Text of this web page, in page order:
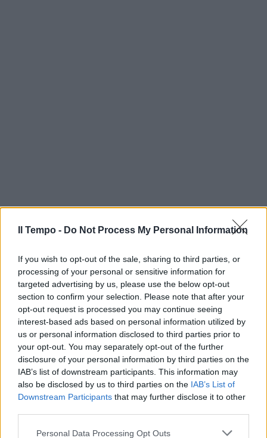
Il Tempo - Do Not Process My Personal Information
If you wish to opt-out of the sale, sharing to third parties, or
processing of your personal or sensitive information for
targeted advertising by us, please use the below opt-out
section to confirm your selection. Please note that after your
opt-out request is processed you may continue seeing
interest-based ads based on personal information utilized by
us or personal information disclosed to third parties prior to
your opt-out. You may separately opt-out of the further
disclosure of your personal information by third parties on the
IAB’s list of downstream participants. This information may
also be disclosed by us to third parties on the IAB’s List of
Downstream Participants that may further disclose it to other
Personal Data Processing Opt Outs